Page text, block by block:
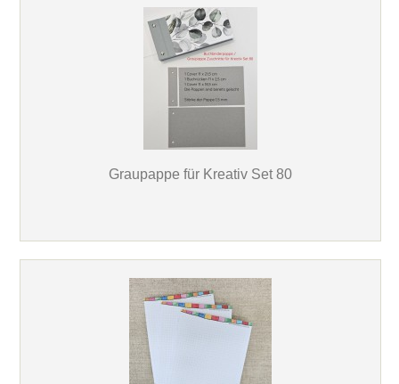
Graupappe für Kreativ Set 80